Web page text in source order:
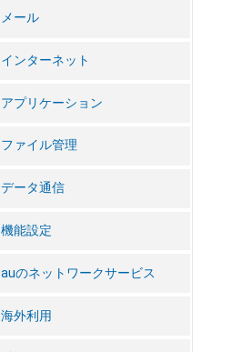
メール
インターネット
アプリケーション
ファイル管理
データ通信
機能設定
auのネットワークサービス
海外利用